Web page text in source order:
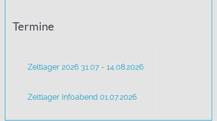
Termine
Zeltlager 2026 31.07 - 14.08.2026
Zeltlager Infoabend 01.07.2026